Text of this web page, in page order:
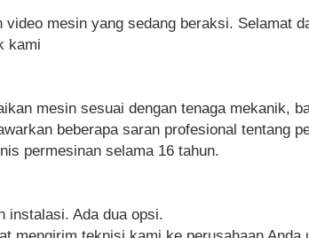
video mesin yang sedang beraksi. Selamat
kami
mesin sesuai dengan tenaga mekanik,
beberapa saran profesional tentang
permesinan selama 16 tahun.
instalasi. Ada dua opsi.